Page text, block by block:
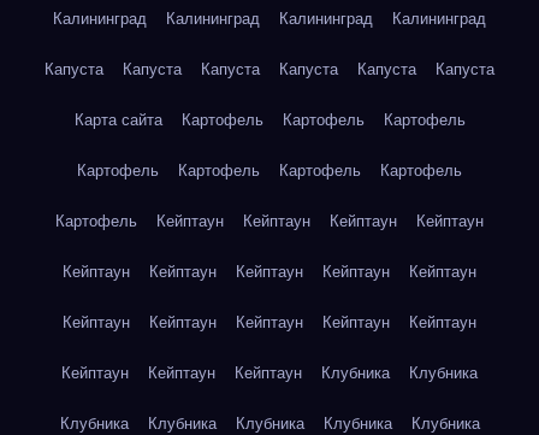
Калининград Калининград Калининград Калининград
Капуста Капуста Капуста Капуста Капуста Капуста
Карта сайта Картофель Картофель Картофель
Картофель Картофель Картофель Картофель
Картофель Кейптаун Кейптаун Кейптаун Кейптаун
Кейптаун Кейптаун Кейптаун Кейптаун Кейптаун
Кейптаун Кейптаун Кейптаун Кейптаун Кейптаун
Кейптаун Кейптаун Кейптаун Клубника Клубника
Клубника Клубника Клубника Клубника Клубника